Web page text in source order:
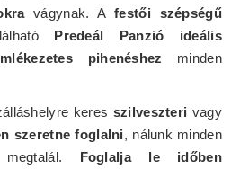
vágynak. Afestői szépségű
Predeál Panzió ideális
pihenéshez minden
keres szilveszteri vagy
szeretne foglalni, nálunk minden
megtalál. Foglalja le időben